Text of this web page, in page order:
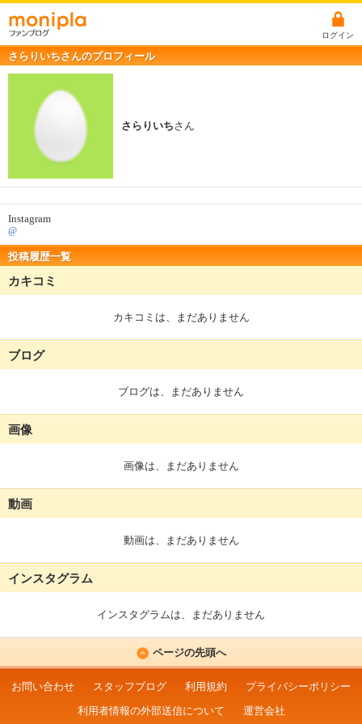
ログイン
さらりいちさんのプロフィール
さらりいちさん
Instagram
@
投稿履歴一覧
カキコミ
カキコミは、まだありません
ブログ
ブログは、まだありません
画像
画像は、まだありません
動画
動画は、まだありません
インスタグラム
インスタグラムは、まだありません
ページの先頭へ
お問い合わせ スタッフブログ 利用規約
プライバシーポリシー
利用者情報の外部送信について
運営会社